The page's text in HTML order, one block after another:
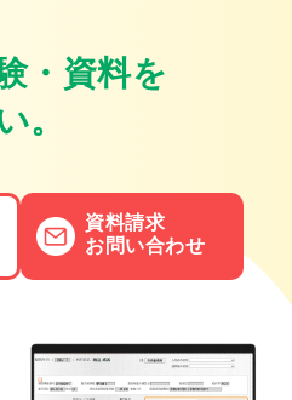
・資料を
。
資料請求
お問い合わせ